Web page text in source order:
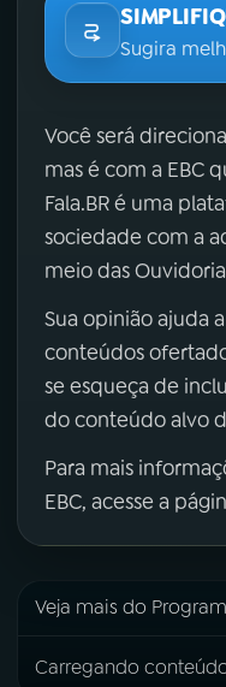
Sugira
Você será
mas é com a EBC
Fala.BR é uma
sociedade com a
meio das
Sua opinião ajuda
conteúdos
se esqueça de
do conteúdo alvo
Para mais
EBC, acesse a
Veja mais do
Carregando